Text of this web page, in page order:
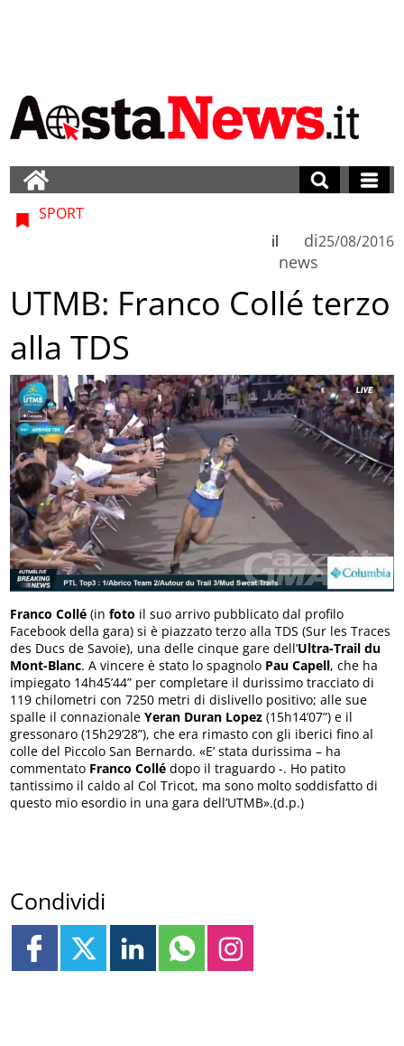
SPORT
di
news
il 25/08/2016
UTMB: Franco Collé terzo
alla TDS
Franco Collé (infoto il suo arrivo pubblicato dal profilo
Facebook della gara) si è piazzato terzo alla TDS (Sur les Traces
des Ducs de Savoie), una delle cinque gare dell’Ultra-Trail du
Mont-Blanc. A vincere è stato lo spagnolo Pau Capell, che ha
impiegato 14h45’44” per completare il durissimo tracciato di
119 chilometri con 7250 metri di dislivello positivo; alle sue
spalle il connazionaleYeran Duran Lopez (15h14’07”) e il
gressonaro (15h29’28”), che era rimasto con gli iberici fino al
colle del Piccolo San Bernardo. «E’ stata durissima – ha
commentato Franco Collé dopo il traguardo -. Ho patito
tantissimo il caldo al Col Tricot, ma sono molto soddisfatto di
questo mio esordio in una gara dell’UTMB».(d.p.)
Condividi